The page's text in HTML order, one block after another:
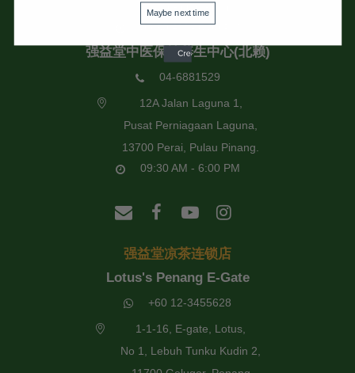
11600 Pulau Pinang.
09:30 AM - 6:00 PM
强益堂中医保健养生中心(北赖)
04-6881529
12A Jalan Laguna 1,
Pusat Perniagaan Laguna,
13700 Perai, Pulau Pinang.
09:30 AM - 6:00 PM
强益堂凉茶连锁店
Lotus's Penang E-Gate
+60 12-3455628
1-1-16, E-gate, Lotus,
No 1, Lebuh Tunku Kudin 2,
Maybe next time